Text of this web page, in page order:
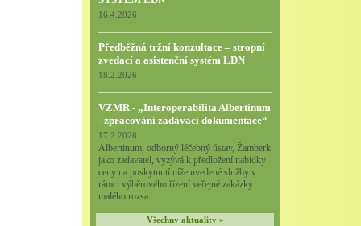
16.4.2026
Předběžná tržní konzultace – stropní
zvedací a asistenční systém LDN
18.2.2026
VZMR - „Interoperabilita Albertinum
- zpracování zadávací dokumentace“
17.2.2026
Albertinum, odborný léčebný ústav, Žamberk
jako zadavatel, vyzývá k předložení nabídky
ceny na poskytnutí níže uvedené služby v
rámci výběrového řízení veřejné zakázky
malého rozsa...
Všechny aktuality »